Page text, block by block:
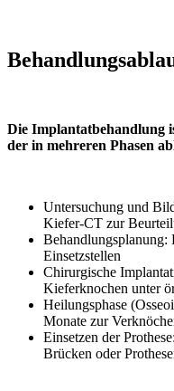
Die Implantatbehandlung
der in mehreren Phasen
Untersuchung und
Kiefer-CT zur
Behandlungsplanung:
Einsetzstellen
Chirurgische
Kieferknochen unter
Heilungsphase
Monate zur
Einsetzen der
Brücken oder